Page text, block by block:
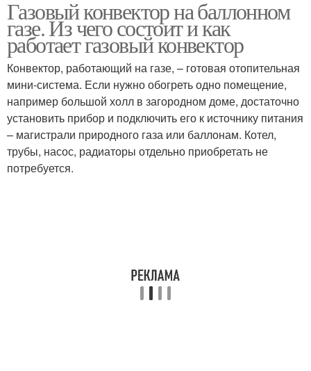
Газовый конвектор на баллонном
газе. Из чего состоит и как
работает газовый конвектор
Конвектор, работающий на газе, – готовая отопительная
мини-система. Если нужно обогреть одно помещение,
например большой холл в загородном доме, достаточно
установить прибор и подключить его к источнику питания
– магистрали природного газа или баллонам. Котел,
трубы, насос, радиаторы отдельно приобретать не
потребуется.